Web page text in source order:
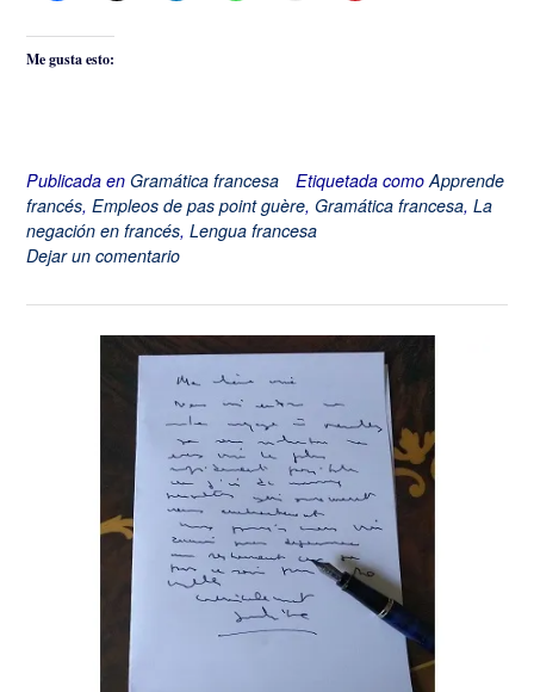
Me gusta esto:
Publicada en Gramática francesa Etiquetada comoApprende
francés, Empleos de pas point guère, Gramática francesa, La
negación en francés, Lengua francesa
Dejar un comentario